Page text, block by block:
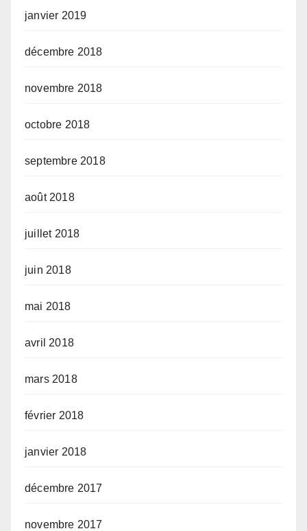
janvier 2019
décembre 2018
novembre 2018
octobre 2018
septembre 2018
août 2018
juillet 2018
juin 2018
mai 2018
avril 2018
mars 2018
février 2018
janvier 2018
décembre 2017
novembre 2017